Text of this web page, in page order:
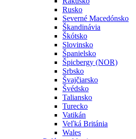
Rusko
Severné Macedónsko
Škandinávia
Škótsko
Slovinsko
Španielsko
Špicbergy (NOR)
Srbsko
Švajčiarsko
Švédsko
Taliansko
Turecko
Vatikán
Veľká Británia
Wales